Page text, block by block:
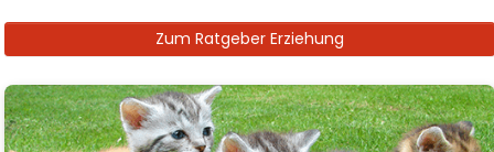
Zum Ratgeber Erziehung